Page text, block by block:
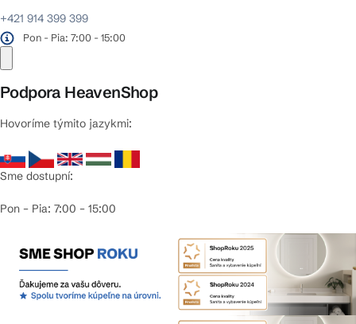
+421 914 399 399
Pon - Pia: 7:00 - 15:00
Podpora HeavenShop
Hovoríme týmito jazykmi:
Sme dostupní:
Pon – Pia: 7:00 – 15:00